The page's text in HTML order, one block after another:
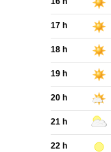
17 h
18 h
19 h
20 h
21 h
22 h